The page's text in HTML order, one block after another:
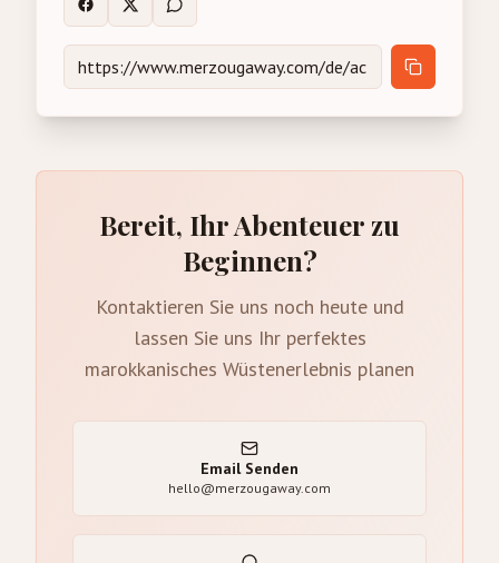
Bereit, Ihr Abenteuer zu
Beginnen?
Kontaktieren Sie uns noch heute und
lassen Sie uns Ihr perfektes
marokkanisches Wüstenerlebnis planen
Email Senden
hello@merzougaway.com